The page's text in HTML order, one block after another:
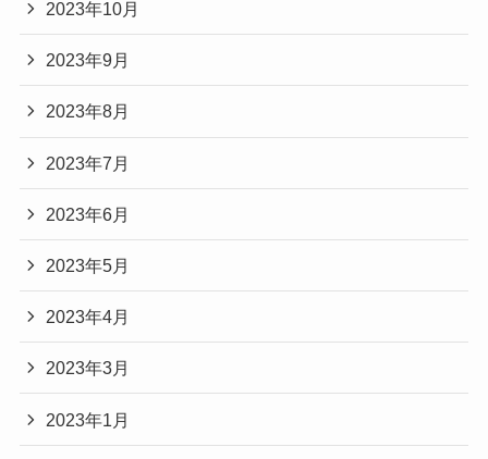
2023年10月
2023年9月
2023年8月
2023年7月
2023年6月
2023年5月
2023年4月
2023年3月
2023年1月